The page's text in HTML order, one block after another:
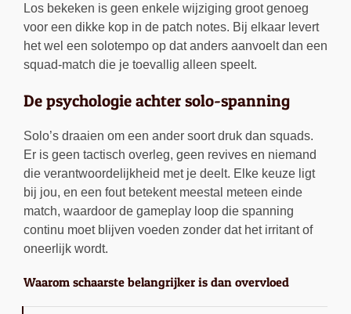
Los bekeken is geen enkele wijziging groot genoeg
voor een dikke kop in de patch notes. Bij elkaar levert
het wel een solotempo op dat anders aanvoelt dan een
squad-match die je toevallig alleen speelt.
De psychologie achter solo-spanning
Solo’s draaien om een ander soort druk dan squads.
Er is geen tactisch overleg, geen revives en niemand
die verantwoordelijkheid met je deelt. Elke keuze ligt
bij jou, en een fout betekent meestal meteen einde
match, waardoor de gameplay loop die spanning
continu moet blijven voeden zonder dat het irritant of
oneerlijk wordt.
Waarom schaarste belangrijker is dan overvloed